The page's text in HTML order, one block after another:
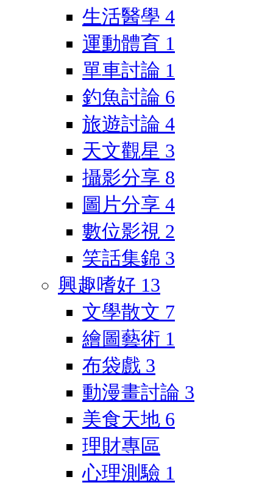
生活醫學 4
運動體育 1
單車討論 1
釣魚討論 6
旅遊討論 4
天文觀星 3
攝影分享 8
圖片分享 4
數位影視 2
笑話集錦 3
興趣嗜好 13
文學散文 7
繪圖藝術 1
布袋戲 3
動漫畫討論 3
美食天地 6
理財專區
心理測驗 1